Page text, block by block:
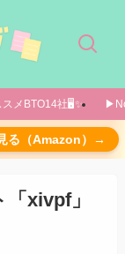
メBTO14社🖥️✨️
る（Amazon）→
xivpf」
種類設定など
報が更新さ